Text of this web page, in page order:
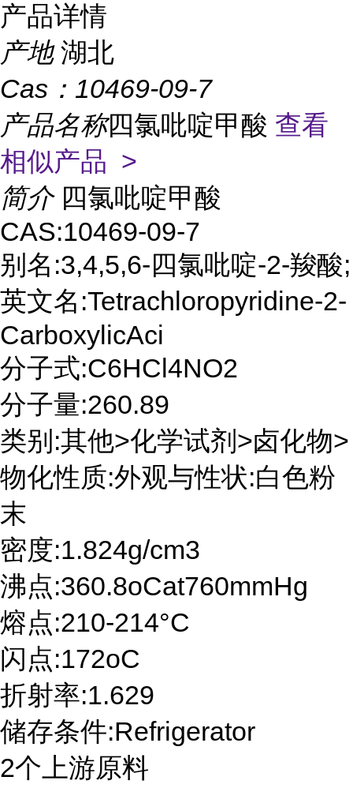
产品详情
产地 湖北
Cas： 10469-09-7
产品名称四氯吡啶甲酸 查看
相似产品 >
简介 四氯吡啶甲酸
CAS:10469-09-7
别名:3,4,5,6-四氯吡啶-2-羧酸;
英文名:Tetrachloropyridine-2-
CarboxylicAci
分子式:C6HCl4NO2
分子量:260.89
类别:其他>化学试剂>卤化物>
物化性质:外观与性状:白色粉
末
密度:1.824g/cm3
沸点:360.8oCat760mmHg
熔点:210-214°C
闪点:172oC
折射率:1.629
储存条件:Refrigerator
2个上游原料